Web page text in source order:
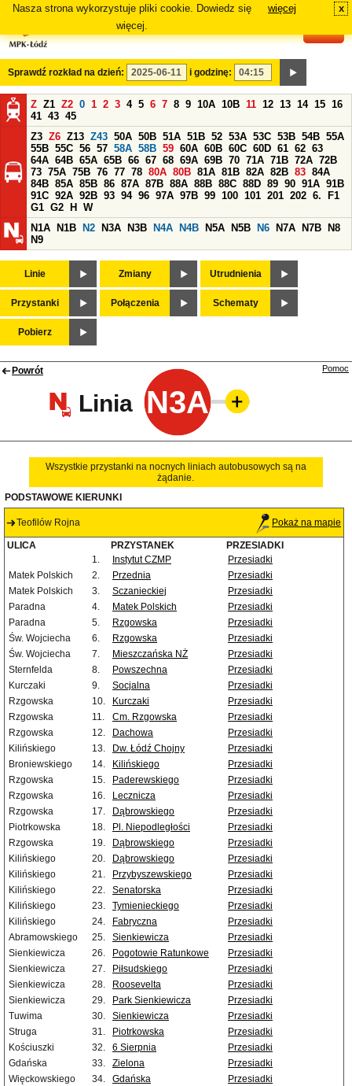
Nasza strona wykorzystuje pliki cookie. Dowiedz się
więcej.
więcej x
Sprawdź rozkład na dzień: i godzinę:
Z Z1 Z2 0 1 2 3 4 5 6 7 8 9 10A 10B 11 12 13 14 15 16
41 43 45
Z3 Z6 Z13 Z43 50A 50B 51A 51B 52 53A 53C 53B 54B 55A
55B 55C 56 57 58A 58B 59 60A 60B 60C 60D 61 62 63
64A 64B 65A 65B 66 67 68 69A 69B 70 71A 71B 72A 72B
73 75A 75B 76 77 78 80A 80B 81A 81B 82A 82B 83 84A
84B 85A 85B 86 87A 87B 88A 88B 88C 88D 89 90 91A 91B
91C 92A 92B 93 94 96 97A 97B 99 100 101 201 202 6.
F1
G1 G2 H
W
N1A
N1B N2 N3A N3B N4A N4B N5A N5B N6 N7A N7B
N8
N9
Linie Zmiany Utrudnienia
Przystanki Połączenia Schematy
Pobierz
Powrót
Linia N3A
Pomoc
Wszystkie przystanki na nocnych liniach autobusowych są na
żądanie.
PODSTAWOWE KIERUNKI
Teofilów Rojna Pokaż na mapie
ULICA PRZYSTANEK
PRZESIADKI
1.
Instytut CZMP
Przesiadki
Matek Polskich
2. Przednia
Przesiadki
Matek Polskich
3. Sczanieckiej
Przesiadki
Paradna
4. Matek Polskich
Przesiadki
Paradna
5. Rzgowska
Przesiadki
Św. Wojciecha
6. Rzgowska
Przesiadki
Św. Wojciecha
7. Mieszczańska NŻ
Przesiadki
Sternfelda
8. Powszechna
Przesiadki
Kurczaki
9. Socjalna
Przesiadki
Rzgowska
10. Kurczaki
Przesiadki
Rzgowska
11. Cm. Rzgowska
Przesiadki
Rzgowska
12. Dachowa
Przesiadki
Kilińskiego
13. Dw. Łódź Chojny
Przesiadki
Broniewskiego
14. Kilińskiego
Przesiadki
Rzgowska
15. Paderewskiego
Przesiadki
Rzgowska
16. Lecznicza
Przesiadki
Rzgowska
17. Dąbrowskiego
Przesiadki
Piotrkowska
18. Pl. Niepodległości
Przesiadki
Rzgowska
19. Dąbrowskiego
Przesiadki
Kilińskiego
20. Dąbrowskiego
Przesiadki
Kilińskiego
21. Przybyszewskiego
Przesiadki
Kilińskiego
22. Senatorska
Przesiadki
Kilińskiego
23. Tymienieckiego
Przesiadki
Kilińskiego
24. Fabryczna
Przesiadki
Abramowskiego
25. Sienkiewicza
Przesiadki
Sienkiewicza
26. Pogotowie Ratunkowe
Przesiadki
Sienkiewicza
27. Piłsudskiego
Przesiadki
Sienkiewicza
28. Roosevelta
Przesiadki
Sienkiewicza
29. Park Sienkiewicza
Przesiadki
Tuwima
30. Sienkiewicza
Przesiadki
Struga
31. Piotrkowska
Przesiadki
Kościuszki
32. 6 Sierpnia
Przesiadki
Gdańska
33. Zielona
Przesiadki
Więckowskiego
34. Gdańska
Przesiadki